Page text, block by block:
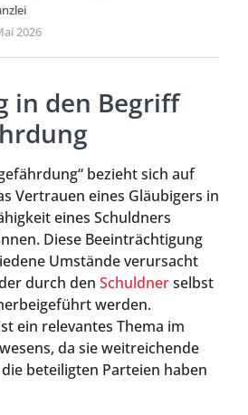
2026
in den Begriff
bezieht sich auf
Vertrauen eines Gläubigers in
eines Schuldners
Diese Beeinträchtigung
Umstände verursacht
durch den Schuldnerselbst
werden.
ein relevantes Thema im
da sie weitreichende
beteiligten Parteien haben